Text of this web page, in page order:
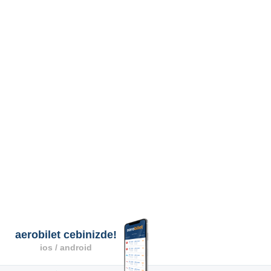
aerobilet cebinizde!
ios / android